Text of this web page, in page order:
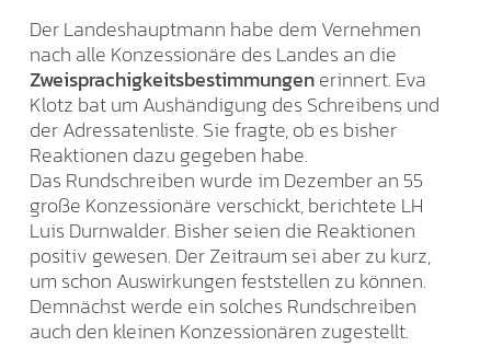
Der Landeshauptmann habe dem Vernehmen
nach alle Konzessionäre des Landes an die
Zweisprachigkeitsbestimmungenerinnert. Eva
Klotz bat um Aushändigung des Schreibens und
der Adressatenliste. Sie fragte, ob es bisher
Reaktionen dazu gegeben habe.
Das Rundschreiben wurde im Dezember an 55
große Konzessionäre verschickt, berichtete LH
Luis Durnwalder. Bisher seien die Reaktionen
positiv gewesen. Der Zeitraum sei aber zu kurz,
um schon Auswirkungen feststellen zu können.
Demnächst werde ein solches Rundschreiben
auch den kleinen Konzessionären zugestellt.